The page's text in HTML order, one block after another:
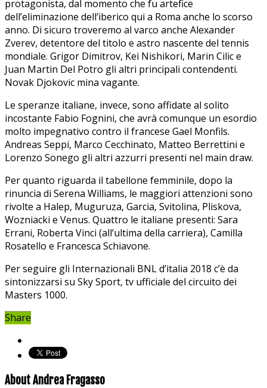
protagonista, dal momento che fu artefice
dell’eliminazione dell’iberico qui a Roma anche lo scorso
anno. Di sicuro troveremo al varco anche Alexander
Zverev, detentore del titolo e astro nascente del tennis
mondiale. Grigor Dimitrov, Kei Nishikori, Marin Cilic e
Juan Martin Del Potro gli altri principali contendenti.
Novak Djokovic mina vagante.
Le speranze italiane, invece, sono affidate al solito
incostante Fabio Fognini, che avrà comunque un esordio
molto impegnativo contro il francese Gael Monfils.
Andreas Seppi, Marco Cecchinato, Matteo Berrettini e
Lorenzo Sonego gli altri azzurri presenti nel main draw.
Per quanto riguarda il tabellone femminile, dopo la
rinuncia di Serena Williams, le maggiori attenzioni sono
rivolte a Halep, Muguruza, Garcia, Svitolina, Pliskova,
Wozniacki e Venus. Quattro le italiane presenti: Sara
Errani, Roberta Vinci (all’ultima della carriera), Camilla
Rosatello e Francesca Schiavone.
Per seguire gli Internazionali BNL d’italia 2018 c’è da
sintonizzarsi su Sky Sport, tv ufficiale del circuito dei
Masters 1000.
Share
About Andrea Fragasso